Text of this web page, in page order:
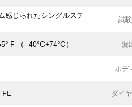
感じられたシングルステ
試
F （- 40°C+74°C） 漏
ボデ
ダイ